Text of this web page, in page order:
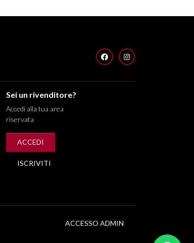
FACEBOOKINSTAGRAM
Sei un rivenditore?
Accedi alla tua area
riservata
ACCEDI
ISCRIVITI
ACCESSO ADMIN